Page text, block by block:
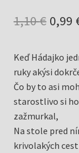
1,10€
bola:
1,10
0,99
Keď Hádajko
ruky akýsi
Čo by to asi
starostlivo si
zažmurkal,
Na stole pred
krivolakých